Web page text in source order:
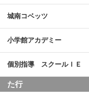
城南コベッツ
小学館アカデミー
個別指導 スクールＩＥ
た行